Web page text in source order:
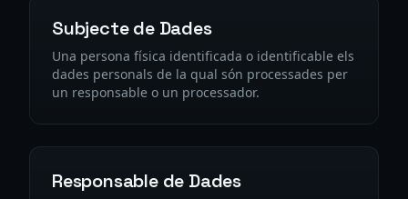
Subjecte de Dades
Una persona física identificada o identificable els
dades personals de la qual són processades per
un responsable o un processador.
Responsable de Dades